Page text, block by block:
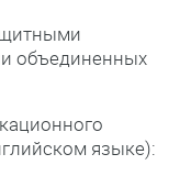
объединенных
языке):